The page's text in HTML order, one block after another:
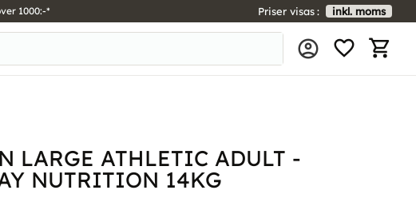
1000:-* Priser visas inkl. moms
LARGE ATHLETIC ADULT -
NUTRITION 14KG